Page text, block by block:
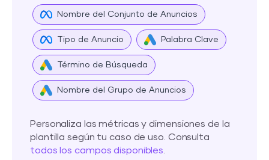
Nombre del Conjunto de Anuncios
Tipo de Anuncio Palabra Clave
Término de Búsqueda
Nombre del Grupo de Anuncios
Personaliza las métricas y dimensiones de la
plantilla según tu caso de uso. Consulta
todos los campos disponibles